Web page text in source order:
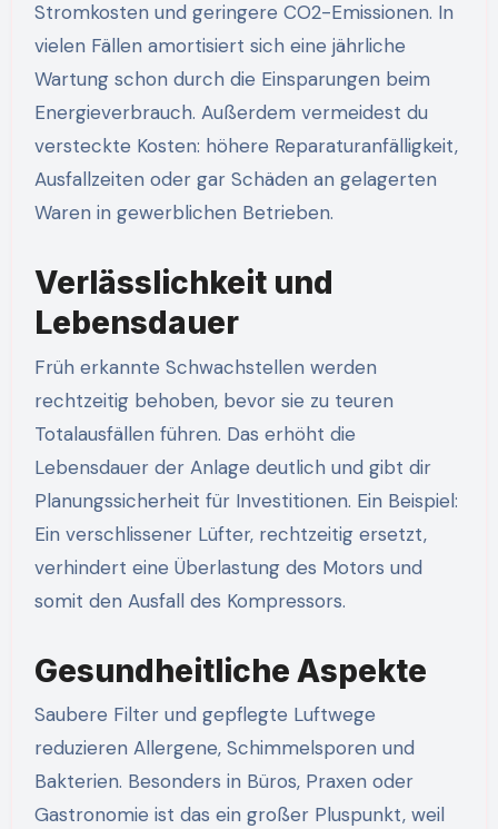
Stromkosten und geringere CO2-Emissionen. In
vielen Fällen amortisiert sich eine jährliche
Wartung schon durch die Einsparungen beim
Energieverbrauch. Außerdem vermeidest du
versteckte Kosten: höhere Reparaturanfälligkeit,
Ausfallzeiten oder gar Schäden an gelagerten
Waren in gewerblichen Betrieben.
Verlässlichkeit und
Lebensdauer
Früh erkannte Schwachstellen werden
rechtzeitig behoben, bevor sie zu teuren
Totalausfällen führen. Das erhöht die
Lebensdauer der Anlage deutlich und gibt dir
Planungssicherheit für Investitionen. Ein Beispiel:
Ein verschlissener Lüfter, rechtzeitig ersetzt,
verhindert eine Überlastung des Motors und
somit den Ausfall des Kompressors.
Gesundheitliche Aspekte
Saubere Filter und gepflegte Luftwege
reduzieren Allergene, Schimmelsporen und
Bakterien. Besonders in Büros, Praxen oder
Gastronomie ist das ein großer Pluspunkt, weil